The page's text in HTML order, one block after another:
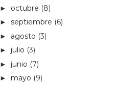
► octubre (8)
► septiembre (6)
► agosto (3)
► julio (3)
► junio (7)
► mayo (9)